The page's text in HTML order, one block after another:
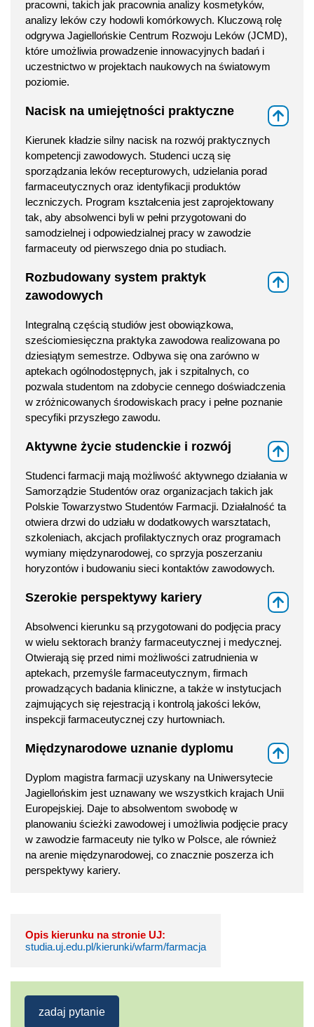
pracowni, takich jak pracownia analizy kosmetyków,
analizy leków czy hodowli komórkowych. Kluczową rolę
odgrywa Jagiellońskie Centrum Rozwoju Leków (JCMD),
które umożliwia prowadzenie innowacyjnych badań i
uczestnictwo w projektach naukowych na światowym
poziomie.
Nacisk na umiejętności praktyczne
Kierunek kładzie silny nacisk na rozwój praktycznych
kompetencji zawodowych. Studenci uczą się
sporządzania leków recepturowych, udzielania porad
farmaceutycznych oraz identyfikacji produktów
leczniczych. Program kształcenia jest zaprojektowany
tak, aby absolwenci byli w pełni przygotowani do
samodzielnej i odpowiedzialnej pracy w zawodzie
farmaceuty od pierwszego dnia po studiach.
Rozbudowany system praktyk
zawodowych
Integralną częścią studiów jest obowiązkowa,
sześciomiesięczna praktyka zawodowa realizowana po
dziesiątym semestrze. Odbywa się ona zarówno w
aptekach ogólnodostępnych, jak i szpitalnych, co
pozwala studentom na zdobycie cennego doświadczenia
w zróżnicowanych środowiskach pracy i pełne poznanie
specyfiki przyszłego zawodu.
Aktywne życie studenckie i rozwój
Studenci farmacji mają możliwość aktywnego działania w
Samorządzie Studentów oraz organizacjach takich jak
Polskie Towarzystwo Studentów Farmacji. Działalność ta
otwiera drzwi do udziału w dodatkowych warsztatach,
szkoleniach, akcjach profilaktycznych oraz programach
wymiany międzynarodowej, co sprzyja poszerzaniu
horyzontów i budowaniu sieci kontaktów zawodowych.
Szerokie perspektywy kariery
Absolwenci kierunku są przygotowani do podjęcia pracy
w wielu sektorach branży farmaceutycznej i medycznej.
Otwierają się przed nimi możliwości zatrudnienia w
aptekach, przemyśle farmaceutycznym, firmach
prowadzących badania kliniczne, a także w instytucjach
zajmujących się rejestracją i kontrolą jakości leków,
inspekcji farmaceutycznej czy hurtowniach.
Międzynarodowe uznanie dyplomu
Dyplom magistra farmacji uzyskany na Uniwersytecie
Jagiellońskim jest uznawany we wszystkich krajach Unii
Europejskiej. Daje to absolwentom swobodę w
planowaniu ścieżki zawodowej i umożliwia podjęcie pracy
w zawodzie farmaceuty nie tylko w Polsce, ale również
na arenie międzynarodowej, co znacznie poszerza ich
perspektywy kariery.
Opis kierunku na stronie UJ:
studia.uj.edu.pl/kierunki/wfarm/farmacja
zadaj pytanie